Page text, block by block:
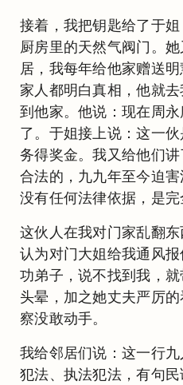
接着，我把钥匙给了于
厨房里的天然气阀门。
居，我每年给他家赠送
家人都明白真相，他就
到他家。他说：现在周
了。于姐接上说：这一
务得奖金。我又给他们
合法的，九九年至今迫害
没有任何法律依据，是完
这伙人在我对门家乱翻东
认为对门大姐给我通风
功弟子，说不找到我，
头晕，加之她丈夫严厉
察没敢动手。
我给邻居们说：这一行
犯法、执法犯法，有句